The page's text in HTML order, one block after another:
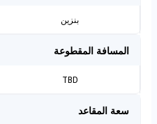
بنزين
المسافة المقطوعة
TBD
سعة المقاعد